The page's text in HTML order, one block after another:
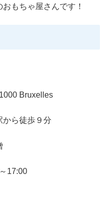
もちゃ屋さんです！
Bruxelles
から徒歩９分
17:00